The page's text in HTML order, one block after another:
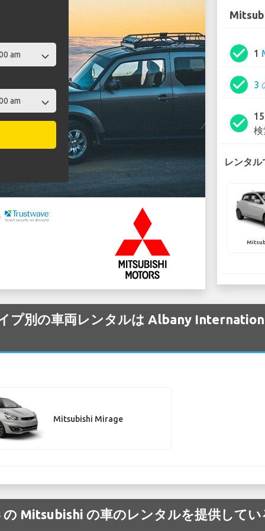
check_circle 1
check_circle 3
check_circle
レンタ
プ別の車両レンタルは Albany
Mitsubishi Mirage
Mitsubishi の車のレンタルを提供して